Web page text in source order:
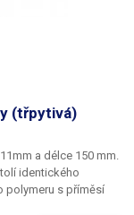
(třpytivá)
a délce 150 mm.
identického
polymeru s příměsí